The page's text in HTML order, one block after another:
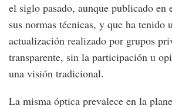
el siglo pasado, aunque publicado en
sus normas técnicas, y que ha tenido
actualización realizado por grupos
transparente, sin la participación u
una visión tradicional.
La misma óptica prevalece en la